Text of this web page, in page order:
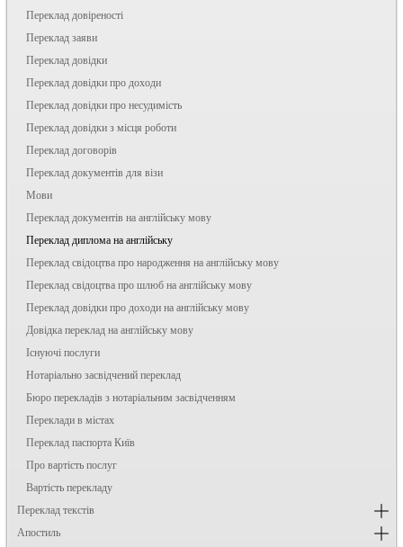
Переклад довіреності
Переклад заяви
Переклад довідки
Переклад довідки про доходи
Переклад довідки про несудимість
Переклад довідки з місця роботи
Переклад договорів
Переклад документів для візи
Мови
Переклад документів на англійську мову
Переклад диплома на англійську
Переклад свідоцтва про народження на англійську мову
Переклад свідоцтва про шлюб на англійську мову
Переклад довідки про доходи на англійську мову
Довідка переклад на англійську мову
Існуючі послуги
Нотаріально засвідчений переклад
Бюро перекладів з нотаріальним засвідченням
Переклади в містах
Переклад паспорта Київ
Про вартість послуг
Вартість перекладу
Переклад текстів
Апостиль